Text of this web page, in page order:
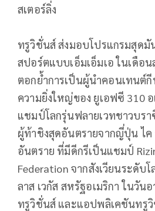
สเตอร์ลิ่ง
ทรูวิชั่นส์ ส่งมอบโปรแกรมสุดมั
สปอร์ตแบบเอ็มเอ็มเอ ในเดือ
ตอกย้ำการเป็นผู้นำคอนเทนต์
ความยิ่งใหญ่ของ ยูเอฟซี 310
แชมป์โลกรุ่นฟลายเวทชาวบร
ผู้ท้าชิงสุดอันตรายจากญี่ปุ่น ไค
อันตราย ที่มีดีกรีเป็นแชมป์
Federation จากสังเวียนระดับ
ลาส เวกัส สหรัฐอเมริกา ในวั
ทรูวิชั่นส์ และแอปพลิเคชันทรู